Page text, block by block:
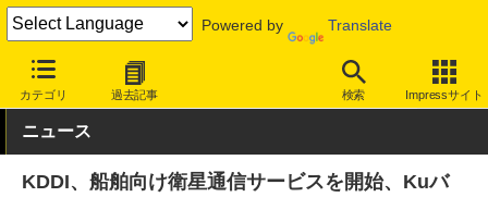
Powered by Translate
カテゴリ 過去記事 検索 Impressサイト
INTERNET Watch サービス/ソフト 国際/海外
ニュース
KDDI、船舶向け衛星通信サービスを開始、Kuバ